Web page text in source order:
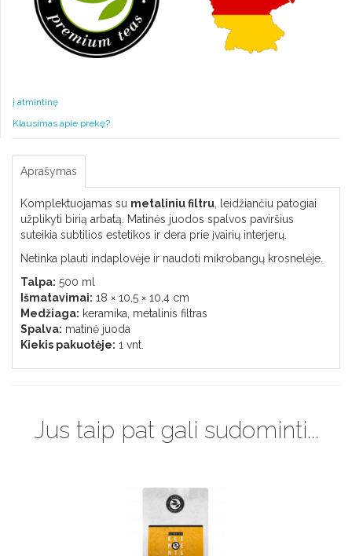
į atmintinę
Klausimas apie prekę?
Aprašymas
Komplektuojamas su metaliniu filtru , leidžiančiu patogiai
užplikyti birią arbatą. Matinės juodos spalvos paviršius
suteikia subtilios estetikos ir dera prie įvairių interjerų.
Netinka plauti indaplovėje ir naudoti mikrobangų krosnelėje.
Talpa: 500 ml
Išmatavimai: 18 × 10,5 × 10,4 cm
Medžiaga: keramika, metalinis filtras
Spalva: matinė juoda
Kiekis pakuotėje: 1 vnt.
Jus taip pat gali sudominti...